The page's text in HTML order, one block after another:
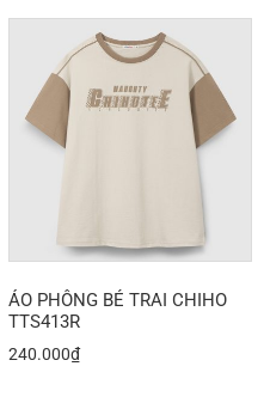
ÁO PHÔNG BÉ TRAI CHIHO
TTS413R
240.000₫